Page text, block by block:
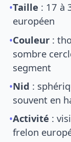
•Taille : 17 à
européen
•Couleur :
sombre
segment
•Nid :
souvent en
•Activité :
frelon